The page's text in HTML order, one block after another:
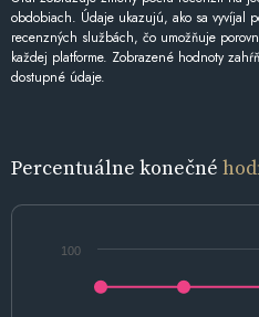
obdobiach. Údaje ukazujú, ako sa vyvíjal
recenzných službách, čo umožňuje
každej platforme. Zobrazené hodnoty
dostupné údaje.
Percentuálne konečné
100